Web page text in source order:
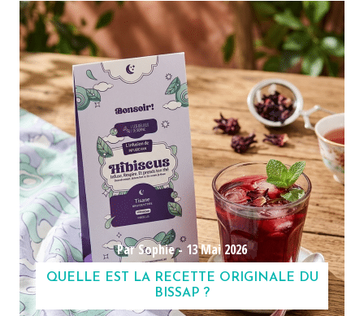
Par Sophie -13 Mai 2026
QUELLE EST LA RECETTE ORIGINALE DU
BISSAP ?